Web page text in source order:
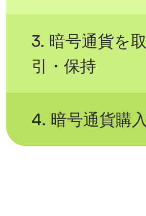
3. 暗号通貨を取
引・保持
4. 暗号通貨購入